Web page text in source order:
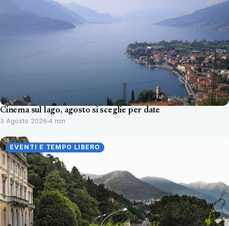
Cinema sul lago, agosto si sceglie per date
3 Agosto 2026 4 min
EVENTI E TEMPO LIBERO